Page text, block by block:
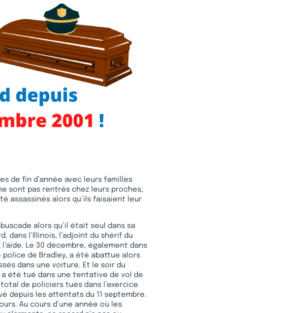
de fin d’année avec leurs familles
sont pas rentrés chez leurs proches,
assassinés alors qu’ils faisaient leur
alors qu’il était seul dans sa
dans l’Illinois, l’adjoint du shérif du
Le 30 décembre, également dans
police de Bradley, a été abattue alors
dans une voiture. Et le soir du
a été tué dans une tentative de vol de
de policiers tués dans l’exercice
depuis les attentats du 11 septembre.
Au cours d’une année où les